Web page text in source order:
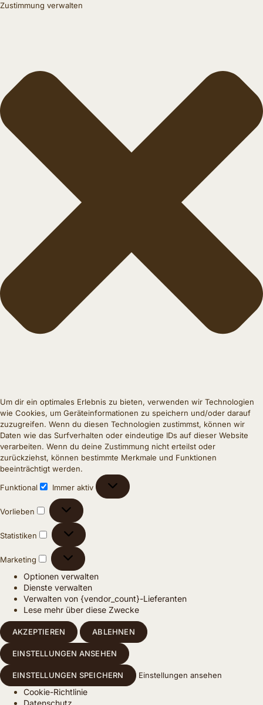
Zustimmung verwalten
Um dir ein optimales Erlebnis zu bieten, verwenden wir Technologien
wie Cookies, um Geräteinformationen zu speichern und/oder darauf
zuzugreifen. Wenn du diesen Technologien zustimmst, können wir
Daten wie das Surfverhalten oder eindeutige IDs auf dieser Website
verarbeiten. Wenn du deine Zustimmung nicht erteilst oder
zurückziehst, können bestimmte Merkmale und Funktionen
beeinträchtigt werden.
Funktional
Immer aktiv
Vorlieben
Statistiken
Marketing
Optionen verwalten
Dienste verwalten
Verwalten von {vendor_count}-Lieferanten
Lese mehr über diese Zwecke
AKZEPTIEREN ABLEHNEN
EINSTELLUNGEN ANSEHEN
EINSTELLUNGEN SPEICHERN Einstellungen ansehen
Cookie-Richtlinie
Datenschutz